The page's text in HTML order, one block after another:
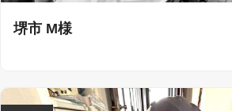
堺市 M様